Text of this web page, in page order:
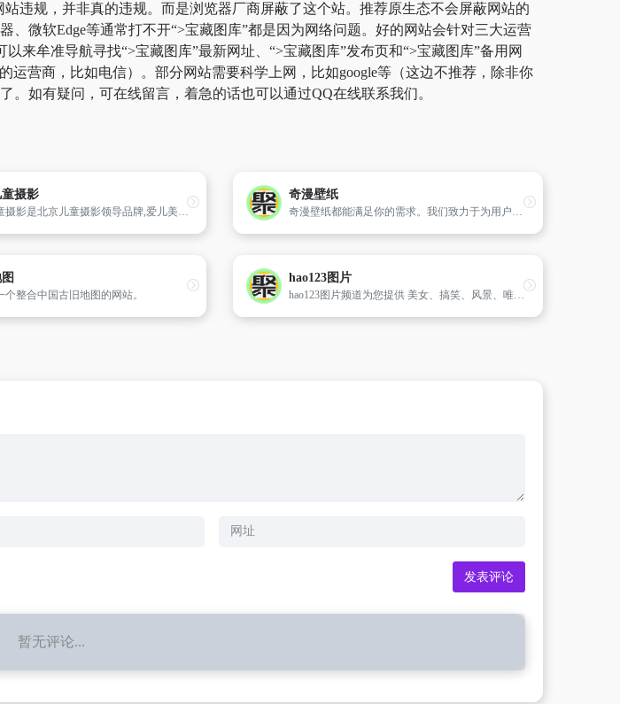
违规，并非真的违规。而是浏览器厂商屏蔽了这个站。推荐原生态不会屏蔽网站的
微软Edge等通常打不开“>宝藏图库”都是因为网络问题。好的网站会针对三大运营
来牟准导航寻找“>宝藏图库”最新网址、“>宝藏图库”发布页和“>宝藏图库”备用网
营商，比如电信）。部分网站需要科学上网，比如google等（这边不推荐，除非你
如有疑问，可在线留言，着急的话也可以通过QQ在线联系我们。
摄影
爱儿美儿童摄影是北京儿童摄影领导品牌,爱儿美儿童摄影网每周都有人像摄影十杰摄影师和国内外摄影大师的作品更新。
奇漫壁纸
奇漫壁纸都能满足你的需求。我们致力于为用户带来最新、最炫的动漫壁纸选择，让你的设备屏幕焕发个性魅力。快来浏览并下载你喜欢的动漫壁纸吧！
个整合中国古旧地图的网站。
hao123图片
hao123图片频道为您提供 美女、搞笑、风景、唯美、另类 各种图片。看图片,上hao123图片频道。
暂无评论...